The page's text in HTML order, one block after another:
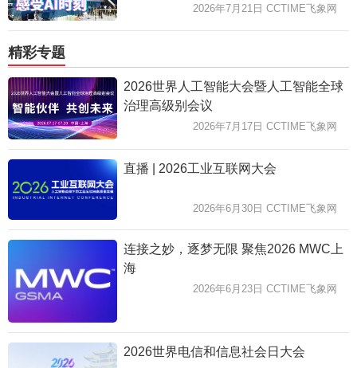
2026年7月21日 CCTIME飞象网
精彩专题
2026世界人工智能大会暨人工智能全球
治理高级别会议
2026年7月17日 CCTIME飞象网
直播 | 2026工业互联网大会
2026年6月30日 CCTIME飞象网
连接之妙，逐梦无限 聚焦2026 MWC上
海
2026年6月23日 CCTIME飞象网
2026世界电信和信息社会日大会